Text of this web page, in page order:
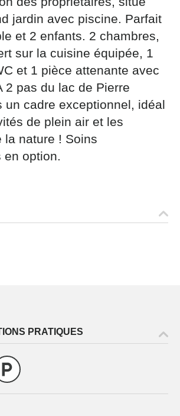
jardin avec piscine. Parfait
et 2 enfants. 2 chambres,
sur la cuisine équipée, 1
et 1 pièce attenante avec
2 pas du lac de Pierre
un cadre exceptionnel, idéal
de plein air et les
la nature ! Soins
en option.
PRATIQUES
accompagné de la copie d’un titre
suivante : Meurthe & Moselle
esplanade Jacques-Baudot CO 90019
cedex